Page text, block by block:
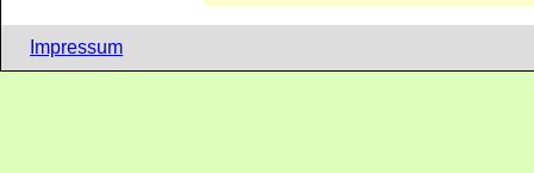
Impressum